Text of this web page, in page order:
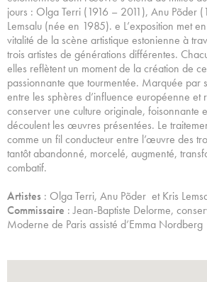
jours : Olga Terri (1916 – 2011), Anu Põder
Lemsalu (née en 1985). e L’exposition met
vitalité de la scène artistique estonienne à
trois artistes de générations différentes.
elles reflètent un moment de la création de
passionnante que tourmentée. Marquée par
entre les sphères d’influence européenne et
conserver une culture originale, foisonnante
découlent les œuvres présentées. Le
comme un fil conducteur entre l’œuvre des
tantôt abandonné, morcelé, augmenté,
combatif.
Artistes : Olga Terri, Anu Põder et Kris
Commissaire : Jean-Baptiste Delorme,
Moderne de Paris assisté d’Emma Nordberg